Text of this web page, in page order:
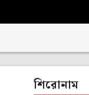
শিরোনাম